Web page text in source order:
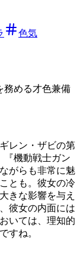
色気
務める才色兼備
レン・ザビの第
『機動戦士ガン
がらも非常に魅
とも。彼女の冷
きな影響を与え
彼女の内面には
いては、理知的
すね。